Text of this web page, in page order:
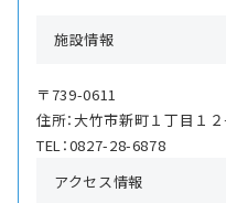
施設情報
〒739-0611
住所：大竹市新町１丁目１
TEL：0827-28-6878
アクセス情報